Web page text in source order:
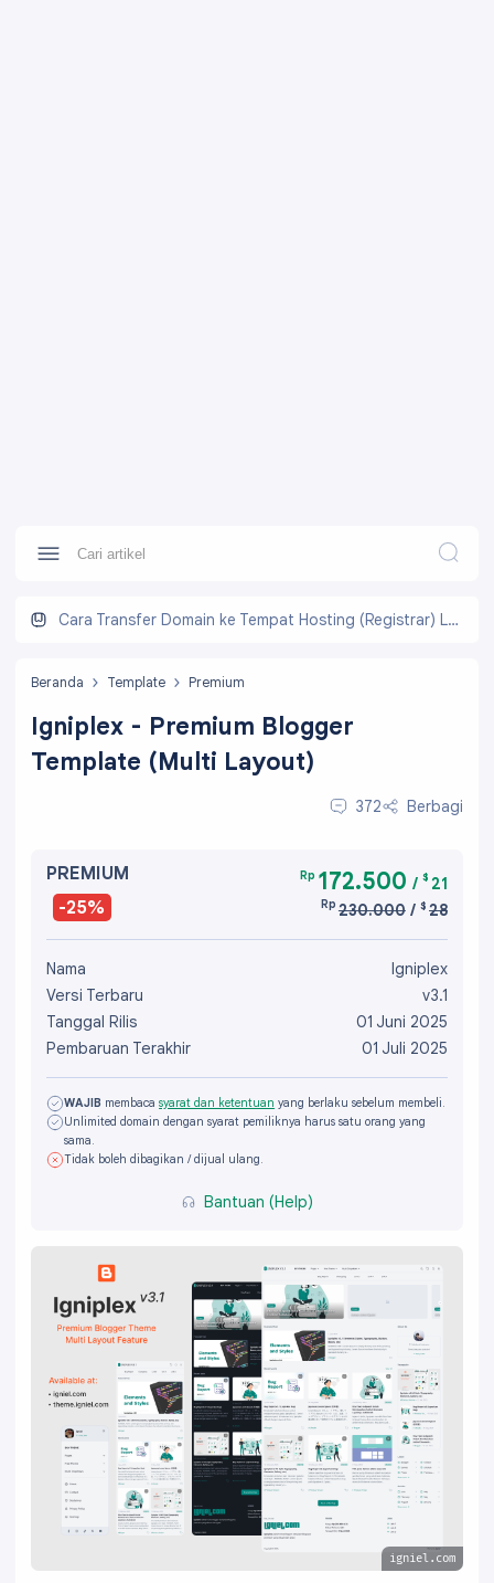
Cara Transfer Domain ke Tempat Hosting (Registrar) Lain
Beranda Template Premium
Igniplex - Premium Blogger
Template (Multi Layout)
372 Berbagi
PREMIUM
-25%
Rp 172.500 / $ 21
Rp 230.000 / $ 28
Nama
Igniplex
Versi Terbaru
v3.1
Tanggal Rilis
01 Juni 2025
Pembaruan Terakhir
01 Juli 2025
WAJIB membacasyarat dan ketentuan yang berlaku sebelum membeli.
Unlimited domain dengan syarat pemiliknya harus satu orang yang
sama.
Tidak boleh dibagikan / dijual ulang.
Bantuan (Help)
igniel.com